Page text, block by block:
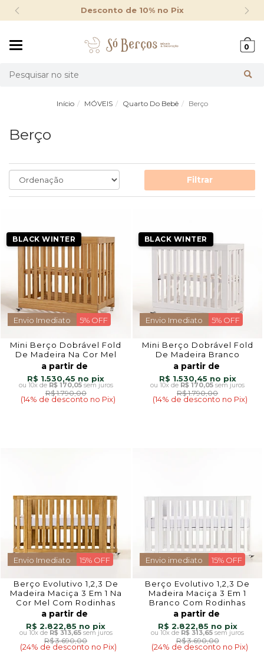
Desconto de 10% no Pix
0
Início MÓVEIS Quarto Do Bebê Berço
Berço
Filtrar
Envio Imediato 5% OFF
BLACK WINTER
Mini Berço Dobrável Fold
De Madeira Na Cor Mel
a partir de
R$ 1.530,45
10xde R$ 170,05sem juros
R$ 1.790,00
(14% de desconto no Pix)
Envio Imediato 5% OFF
BLACK WINTER
Mini Berço Dobrável Fold
De Madeira Branco
a partir de
R$ 1.530,45
10x de R$ 170,05 sem juros
R$ 1.790,00
(14% de desconto no Pix)
Envio Imediato 15% OFF
Berço Evolutivo 1,2,3 De
Madeira Maciça 3 Em 1 Na
Cor Mel Com Rodinhas
a partir de
R$ 2.822,85
10xde R$ 313,65sem juros
R$ 3.690,00
(24% de desconto no Pix)
Envio imediato 15% OFF
Berço Evolutivo 1,2,3 De
Madeira Maciça 3 Em 1
Branco Com Rodinhas
a partir de
R$ 2.822,85
10x de R$ 313,65 sem juros
R$ 3.690,00
(24% de desconto no Pix)